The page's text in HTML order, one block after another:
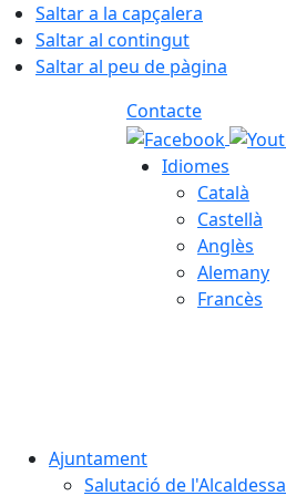
Saltar a la capçalera
Saltar al contingut
Saltar al peu de pàgina
Contacte
Idiomes
Català
Castellà
Anglès
Alemany
Francès
Ajuntament
Salutació de l'Alcaldessa